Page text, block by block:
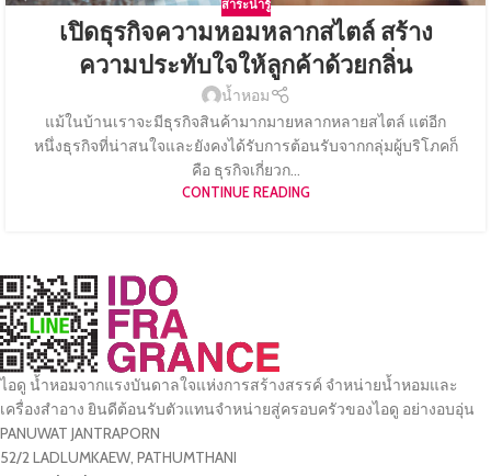
สาระน่ารู้
เปิดธุรกิจความหอมหลากสไตล์ สร้าง
ความประทับใจให้ลูกค้าด้วยกลิ่น
น้ำหอม
แม้ในบ้านเราจะมีธุรกิจสินค้ามากมายหลากหลายสไตล์ แต่อีก
หนึ่งธุรกิจที่น่าสนใจและยังคงได้รับการต้อนรับจากกลุ่มผู้บริโภคก็
คือ ธุรกิจเกี่ยวก...
CONTINUE READING
ไอดู น้ำหอมจากแรงบันดาลใจแห่งการสร้างสรรค์ จำหน่ายน้ำหอมและ
เครื่องสำอาง ยินดีต้อนรับตัวแทนจำหน่ายสู่ครอบครัวของไอดู อย่างอบอุ่น
PANUWAT JANTRAPORN
52/2 LADLUMKAEW, PATHUMTHANI